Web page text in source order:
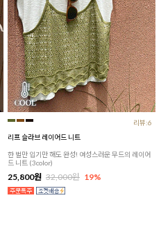
리뷰:6
리프 슬라브 레이어드 니트
한 벌만 입기만 해도 완성! 여성스러운 무드의 레이어
드 니트 (3color)
25,800원 32,000원 19%